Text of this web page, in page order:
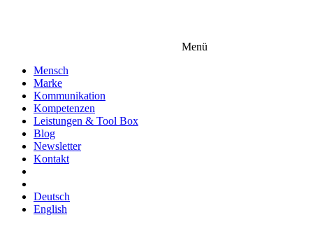
Menü
Mensch
Marke
Kommunikation
Kompetenzen
Leistungen & Tool Box
Blog
Newsletter
Kontakt
Deutsch
English